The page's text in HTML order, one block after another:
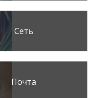
Сеть
Почта